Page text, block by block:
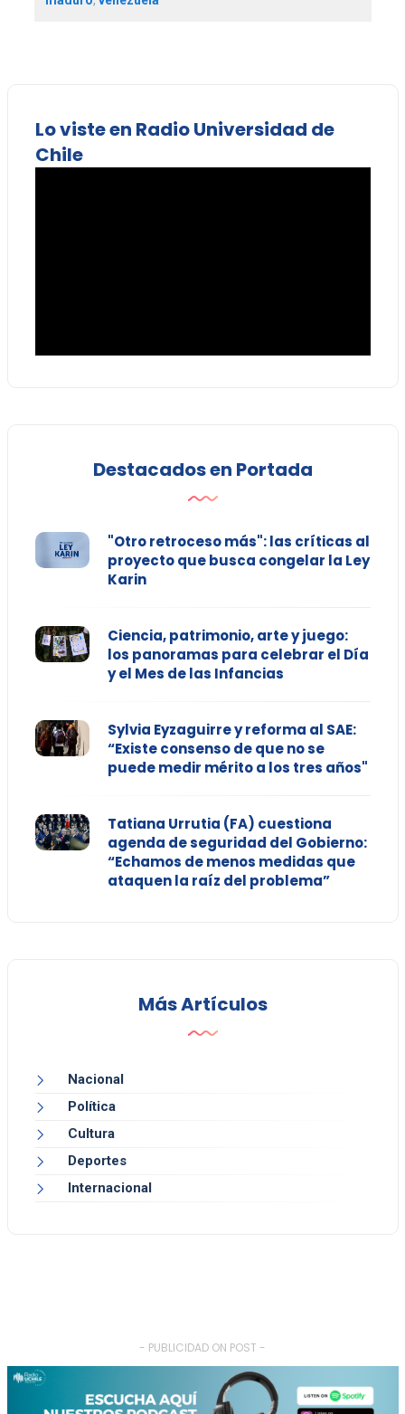
Lo viste en Radio Universidad de
Chile
Destacados en Portada
"Otro retroceso más": las críticas al
proyecto que busca congelar la Ley
Karin
Ciencia, patrimonio, arte y juego:
los panoramas para celebrar el Día
y el Mes de las Infancias
Sylvia Eyzaguirre y reforma al SAE:
“Existe consenso de que no se
puede medir mérito a los tres años"
Tatiana Urrutia (FA) cuestiona
agenda de seguridad del Gobierno:
“Echamos de menos medidas que
ataquen la raíz del problema”
Más Artículos
Nacional
Política
Cultura
Deportes
Internacional
- PUBLICIDAD ON POST -